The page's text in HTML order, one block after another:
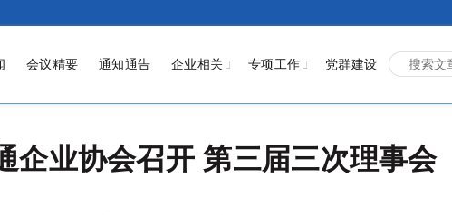
会议精要 通知通告 企业相关 专项工作 党群建设
企业协会召开 第三届三次理事会